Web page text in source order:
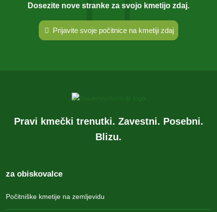
Dosezite nove stranke za svojo kmetijo zdaj.
Prijavite svoje počitnice na kmetiji zdaj
Pravi kmečki trenutki. Zavestni. Posebni.
Blizu.
za obiskovalce
Počitniške kmetije na zemljevidu